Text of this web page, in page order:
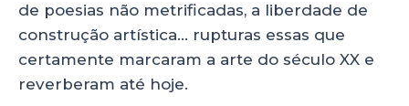
de poesias não metrificadas, a liberdade de
construção artística… rupturas essas que
certamente marcaram a arte do século XX e
reverberam até hoje.